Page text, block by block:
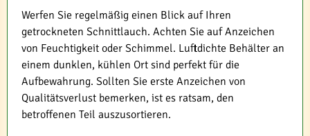
Werfen Sie regelmäßig einen Blick auf Ihren
getrockneten Schnittlauch. Achten Sie auf Anzeichen
von Feuchtigkeit oder Schimmel. Luftdichte Behälter an
einem dunklen, kühlen Ort sind perfekt für die
Aufbewahrung. Sollten Sie erste Anzeichen von
Qualitätsverlust bemerken, ist es ratsam, den
betroffenen Teil auszusortieren.